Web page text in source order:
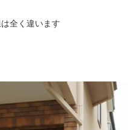
全く違います